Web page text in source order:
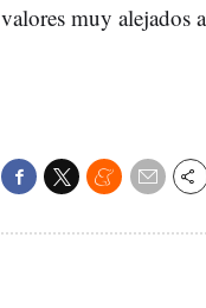
valores muy alejados